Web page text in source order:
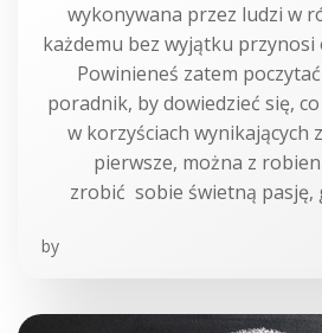
wykonywana przez ludzi w
każdemu bez wyjątku przynosi
Powinieneś zatem
poradnik, by dowiedzieć się,
w korzyściach wynikających
pierwsze, można z
zrobić sobie świetną pasję,
by